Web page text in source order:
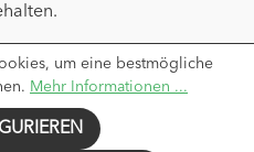
um eine bestmögliche
Mehr Informationen ...